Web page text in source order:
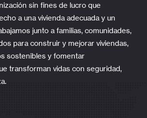
sin fines de lucro que
a una vivienda adecuada y un
junto a familias, comunidades,
para construir y mejorar viviendas,
sostenibles y fomentar
transforman vidas con seguridad,